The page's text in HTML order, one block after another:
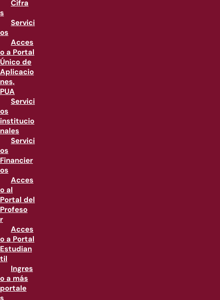
Cifra
s
Servici
os
Acces
o a Portal
Único de
Aplicacio
nes,
PUA
Servici
os
institucio
nales
Servici
os
Financier
os
Acces
o al
Portal del
Profeso
r
Acces
o a Portal
Estudian
til
Ingres
o a más
portale
s